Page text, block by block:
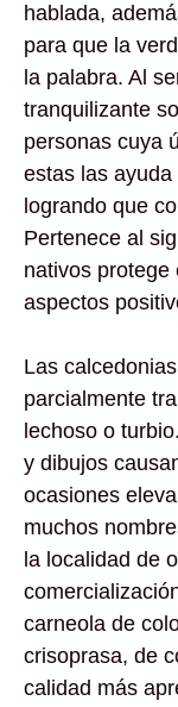
hablada,
para que la
la palabra. Al
tranquilizante
personas cuya
estas las ayuda
logrando que
Pertenece al
nativos protege
aspectos
Las
parcialmente
lechoso o
y dibujos
ocasiones
muchos
la localidad de
carneola de
crisoprasa, de
calidad más